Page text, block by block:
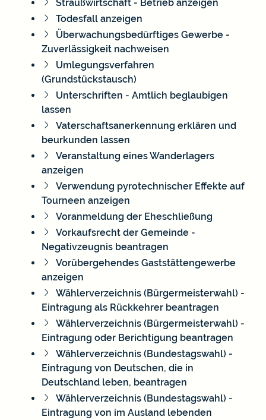
Straußwirtschaft - Betrieb anzeigen
Todesfall anzeigen
Überwachungsbedürftiges Gewerbe -
Zuverlässigkeit nachweisen
Umlegungsverfahren
(Grundstückstausch)
Unterschriften - Amtlich beglaubigen
lassen
Vaterschaftsanerkennung erklären und
beurkunden lassen
Veranstaltung eines Wanderlagers
anzeigen
Verwendung pyrotechnischer Effekte auf
Tourneen anzeigen
Voranmeldung der Eheschließung
Vorkaufsrecht der Gemeinde -
Negativzeugnis beantragen
Vorübergehendes Gaststättengewerbe
anzeigen
Wählerverzeichnis (Bürgermeisterwahl) -
Eintragung als Rückkehrer beantragen
Wählerverzeichnis (Bürgermeisterwahl) -
Eintragung oder Berichtigung beantragen
Wählerverzeichnis (Bundestagswahl) -
Eintragung von Deutschen, die in
Deutschland leben, beantragen
Wählerverzeichnis (Bundestagswahl) -
Eintragung von im Ausland lebenden